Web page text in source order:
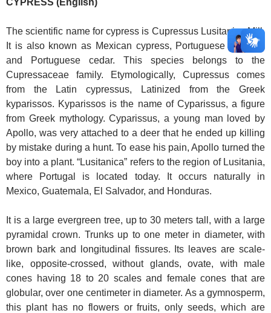
The scientific name for cypress is Cupressus Lusitanica Mill.
It is also known as Mexican cypress, Portuguese cypress,
and Portuguese cedar. This species belongs to the
Cupressaceae family. Etymologically, Cupressus comes
from the Latin cypressus, Latinized from the Greek
kyparissos. Kyparissos is the name of Cyparissus, a figure
from Greek mythology. Cyparissus, a young man loved by
Apollo, was very attached to a deer that he ended up killing
by mistake during a hunt. To ease his pain, Apollo turned the
boy into a plant. “Lusitanica” refers to the region of Lusitania,
where Portugal is located today. It occurs naturally in
Mexico, Guatemala, El Salvador, and Honduras.
It is a large evergreen tree, up to 30 meters tall, with a large
pyramidal crown. Trunks up to one meter in diameter, with
brown bark and longitudinal fissures. Its leaves are scale-
like, opposite-crossed, without glands, ovate, with male
cones having 18 to 20 scales and female cones that are
globular, over one centimeter in diameter. As a gymnosperm,
this plant has no flowers or fruits, only seeds, which are